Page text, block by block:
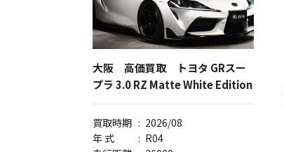
大阪 高価買取 トヨタ GRスー
プラ 3.0 RZ Matte White Edition
買取時期 : 2026/08
年 式
: R04